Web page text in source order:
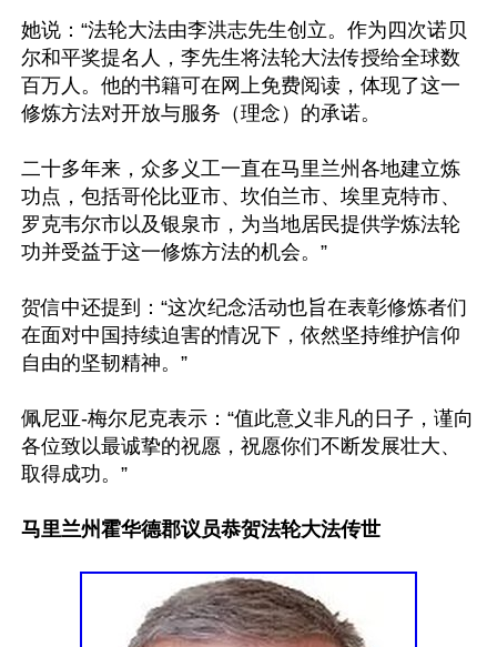
她说：“法轮大法由李洪志先生创立。作为四次诺贝
尔和平奖提名人，李先生将法轮大法传授给全球数
百万人。他的书籍可在网上免费阅读，体现了这一
修炼方法对开放与服务（理念）的承诺。
二十多年来，众多义工一直在马里兰州各地建立炼
功点，包括哥伦比亚市、坎伯兰市、埃里克特市、
罗克韦尔市以及银泉市，为当地居民提供学炼法轮
功并受益于这一修炼方法的机会。”
贺信中还提到：“这次纪念活动也旨在表彰修炼者们
在面对中国持续迫害的情况下，依然坚持维护信仰
自由的坚韧精神。”
佩尼亚-梅尔尼克表示：“值此意义非凡的日子，谨向
各位致以最诚挚的祝愿，祝愿你们不断发展壮大、
取得成功。”
马里兰州霍华德郡议员恭贺法轮大法传世